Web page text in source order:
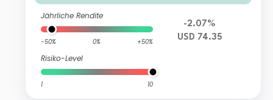
Jährliche Rendite
-50% 0% +50%
Risiko-Level
1 10
-2.07%
USD 74.35